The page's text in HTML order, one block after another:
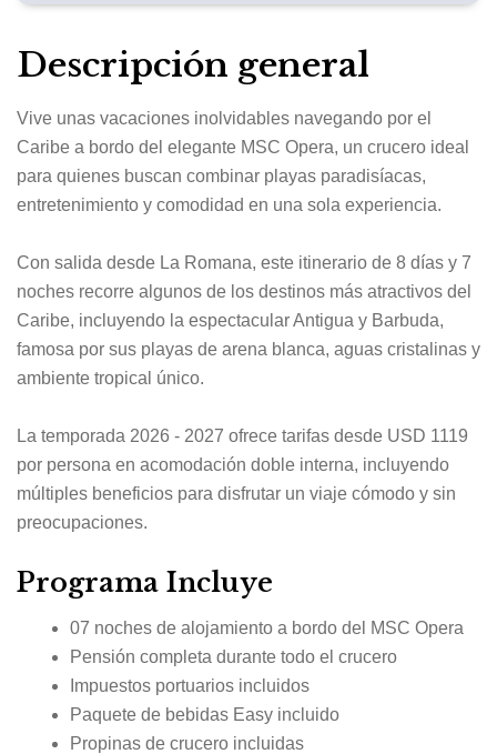
Descripción general
Vive unas vacaciones inolvidables navegando por el
Caribe a bordo del elegante MSC Opera, un crucero ideal
para quienes buscan combinar playas paradisíacas,
entretenimiento y comodidad en una sola experiencia.
Con salida desde La Romana, este itinerario de 8 días y 7
noches recorre algunos de los destinos más atractivos del
Caribe, incluyendo la espectacularAntigua y Barbuda,
famosa por sus playas de arena blanca, aguas cristalinas y
ambiente tropical único.
La temporada 2026 - 2027 ofrece tarifas desde USD 1119
por persona en acomodación doble interna, incluyendo
múltiples beneficios para disfrutar un viaje cómodo y sin
preocupaciones.
Programa Incluye
07 noches de alojamiento a bordo del MSC Opera
Pensión completa durante todo el crucero
Impuestos portuarios incluidos
Paquete de bebidas Easy incluido
Propinas de crucero incluidas